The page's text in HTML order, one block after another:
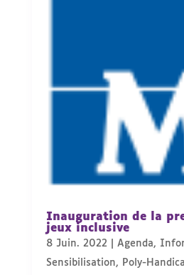
Inauguration de la
jeux inclusive
8 Juin. 2022| Agenda,
Sensibilisation, Poly-